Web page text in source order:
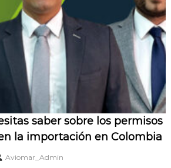
saber sobre los permisos
la importación en Colombia
Aviomar_Admin